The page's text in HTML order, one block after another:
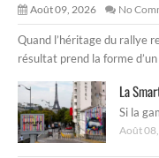
Août 09, 2026 No
Quand l’héritage du rallye
résultat prend la forme
La
Si la
Août